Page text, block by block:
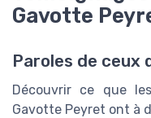
Gavotte
Paroles de ceux
Découvrir ce que
Gavotte Peyret ont à